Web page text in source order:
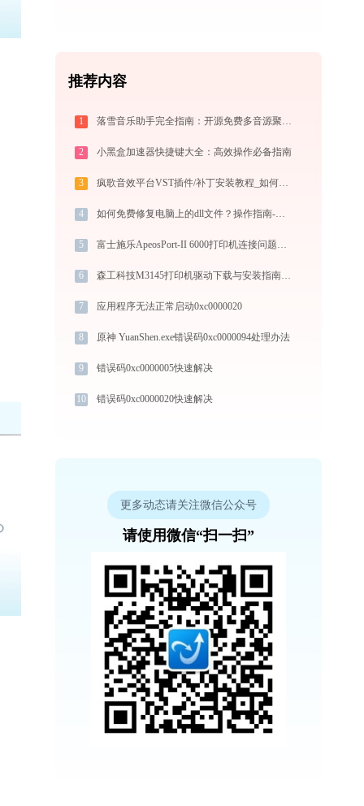
推荐内容
1 落雪音乐助手完全指南：开源免费多音源聚合音乐播放器的安装、配置与使用技巧（2026最新）
2 小黑盒加速器快捷键大全：高效操作必备指南
3 疯歌音效平台VST插件/补丁安装教程_如何加载插件效果包
4 如何免费修复电脑上的dll文件？操作指南-金山毒霸
5 富士施乐ApeosPort-II 6000打印机连接问题解决方法 -金山毒霸
6 森工科技M3145打印机驱动下载与安装指南：一步步教您操作
7 应用程序无法正常启动0xc0000020
8 原神 YuanShen.exe错误码0xc0000094处理办法
9 错误码0xc0000005快速解决
10 错误码0xc0000020快速解决
更多动态请关注微信公众号
请使用微信“扫一扫”